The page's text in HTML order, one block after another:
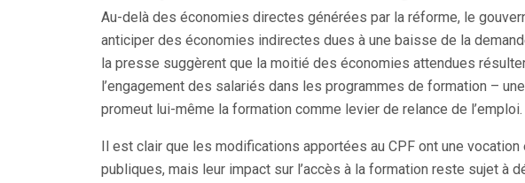
Au-delà des économies directes générées par la réforme, le
anticiper des économies indirectes dues à une baisse de la
la presse suggèrent que la moitié des économies attendues
l’engagement des salariés dans les programmes de formation –
promeut lui-même la formation comme levier de relance de l’emploi.
Il est clair que les modifications apportées au CPF ont une
publiques, mais leur impact sur l’accès à la formation reste sujet à